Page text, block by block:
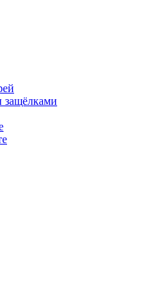
защёлками